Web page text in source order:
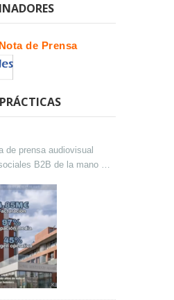
de Prensa
de prensa audiovisual
B2B de la mano de